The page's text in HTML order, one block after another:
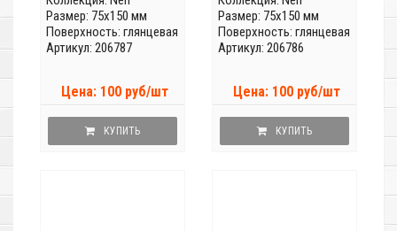
Размер: 75x150 мм
Поверхность: глянцевая
Артикул: 206787
Цена: 100 руб/шт
КУПИТЬ
Размер: 75x150 мм
Поверхность: глянцевая
Артикул: 206786
Цена: 100 руб/шт
КУПИТЬ